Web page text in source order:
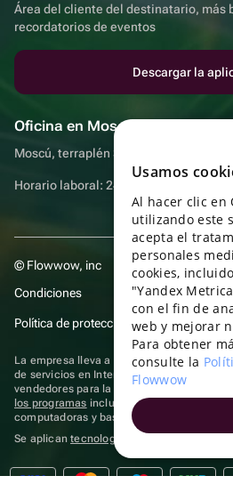
Área del cliente del destinatario, más
recordatorios de eventos
Descargar la
Oficina en Moscú
Moscú, terraplén Sadovnicheskaya, 9,
Horario laboral: 24 horas
© Flowwow, inc
Condiciones
Política de protección y privacidad de
La empresa lleva a cabo su actividad en
de servicios en Internet para la
vendedores para la venta de artículos.
los programas incluidos en el registro de
computadoras y bases de datos.
Se aplicantecnologías de recomendación
Usamos
Al hacer clic en
utilizando este
acepta el
personales
cookies,
"Yandex
con el fin de
web y mejorar
Para obtener
consulte la
Flowwow